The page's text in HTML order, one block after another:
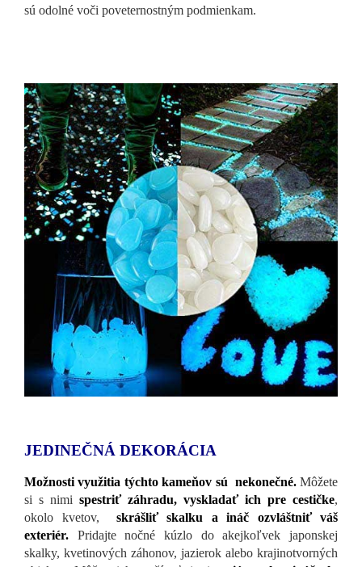
sú odolné voči poveternostným podmienkam.
JEDINEČNÁ DEKORÁCIA
Možnosti využitia týchto kameňov sú nekonečné.Môžete
si s nimi spestriť záhradu, vyskladať ich pre cestičke,
okolo kvetov,
skrášliť skalku a ináč ozvláštniť váš
exteriér. Pridajte nočné kúzlo do akejkoľvek japonskej
skalky, kvetinových záhonov, jazierok alebo krajinotvorných